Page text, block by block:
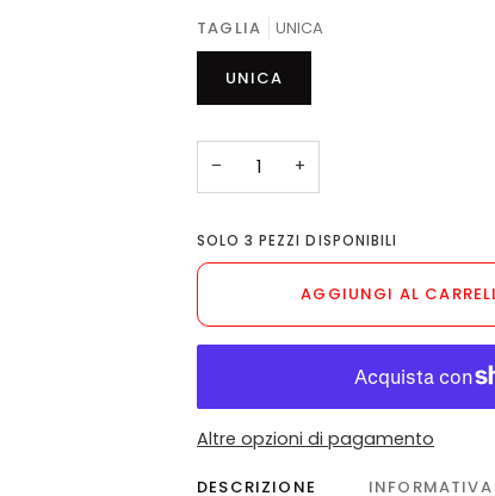
TAGLIA UNICA
UNICA
− +
SOLO3 PEZZI DISPONIBILI
AGGIUNGI AL
Altre opzioni di pagamento
DESCRIZIONE INFORMATIVA